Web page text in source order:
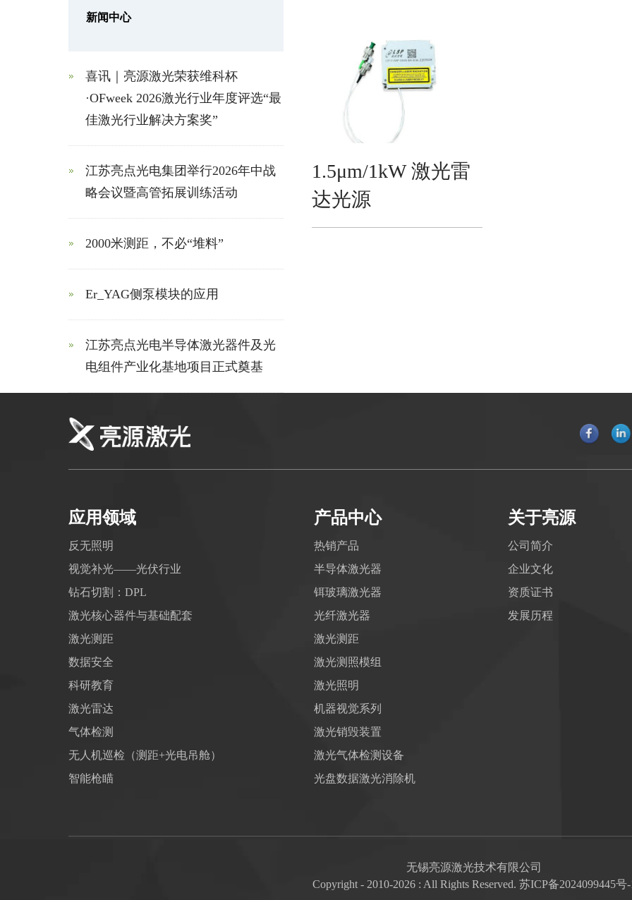
新闻中心
喜讯｜亮源激光荣获维科杯
·OFweek 2026激光行业年度评选“最
佳激光行业解决方案奖”
江苏亮点光电集团举行2026年中战
略会议暨高管拓展训练活动
2000米测距，不必“堆料”
Er_YAG侧泵模块的应用
江苏亮点光电半导体激光器件及光
电组件产业化基地项目正式奠基
1.5μm/1kW 激光雷
达光源
应用领域
反无照明
视觉补光——光伏行业
钻石切割：DPL
激光核心器件与基础配套
激光测距
数据安全
科研教育
激光雷达
气体检测
无人机巡检（测距+光电吊舱）
智能枪瞄
产品中心
热销产品
半导体激光器
铒玻璃激光器
光纤激光器
激光测距
激光测照模组
激光照明
机器视觉系列
激光销毁装置
激光气体检测设备
光盘数据激光消除机
关于亮源
公司简介
企业文化
资质证书
发展历程
无锡亮源激光技术有限公司
Copyright - 2010-2026 : All Rights Reserved. 苏ICP备2024099445号-